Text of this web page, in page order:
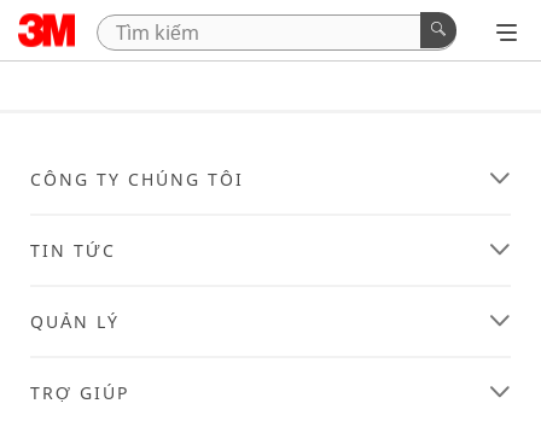
CÔNG TY CHÚNG TÔI
TIN TỨC
QUẢN LÝ
TRỢ GIÚP